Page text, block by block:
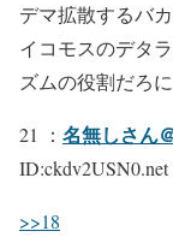
デマ拡散するバ
イコモスのデタ
ズムの役割だろに
21 ： 名無しさん
ID:ckdv2USN0.net
>>18